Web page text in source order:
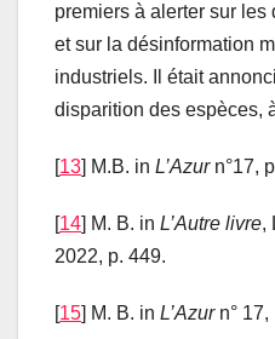
premiers à alerter sur
et sur la désinformation
industriels. Il était
disparition des espèces,
[13] M.B. in L’Azurn°17,
[14] M. B. in L’Autre livre,
2022, p. 449.
[15] M. B. in L’Azurn° 17,